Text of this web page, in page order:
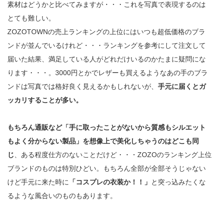
素材はどうかと比べてみますが・・・これを写真で表現するのは
とても難しい。
ZOZOTOWNの売上ランキングの上位にはいつも超低価格のブラ
ンドが並んでいるけれど・・・ランキングを参考にして注文して
届いた結果、満足している人がどれだけいるのかたまに疑問にな
ります・・・。3000円とかでレザーも買えるようなあの手のブラ
ンドは写真では格好良く見えるかもしれないが、 手元に届くとガ
ッカリすることが多い。
もちろん通販など「手に取ったことがないから質感もシルエット
もよく分からない製品」を想像上で美化しちゃうのはどこも同
じ、ある程度仕方のないことだけど・・・ZOZOのランキング上位
ブランドのものは特別ひどい。もちろん全部が全部そうじゃない
けど手元に来た時に 「コスプレの衣装か！！」 と突っ込みたくな
るような風合いのものもあります。